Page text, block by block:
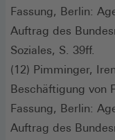
Fassung, Berlin:
Auftrag des
Soziales, S. 39ff.
(12) Pimminger,
Beschäftigung von
Fassung, Berlin:
Auftrag des